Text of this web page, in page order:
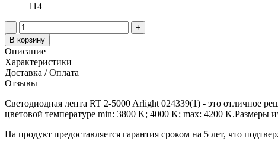
114
-
+
В корзину
Описание
Характеристики
Доставка / Оплата
Отзывы
Светодиодная лента RT 2-5000 Arlight 024339(1) - это отличное
цветовой температуре min: 3800 K; 4000 K; max: 4200 K.Размеры
На продукт предоставляется гарантия сроком на 5 лет, что